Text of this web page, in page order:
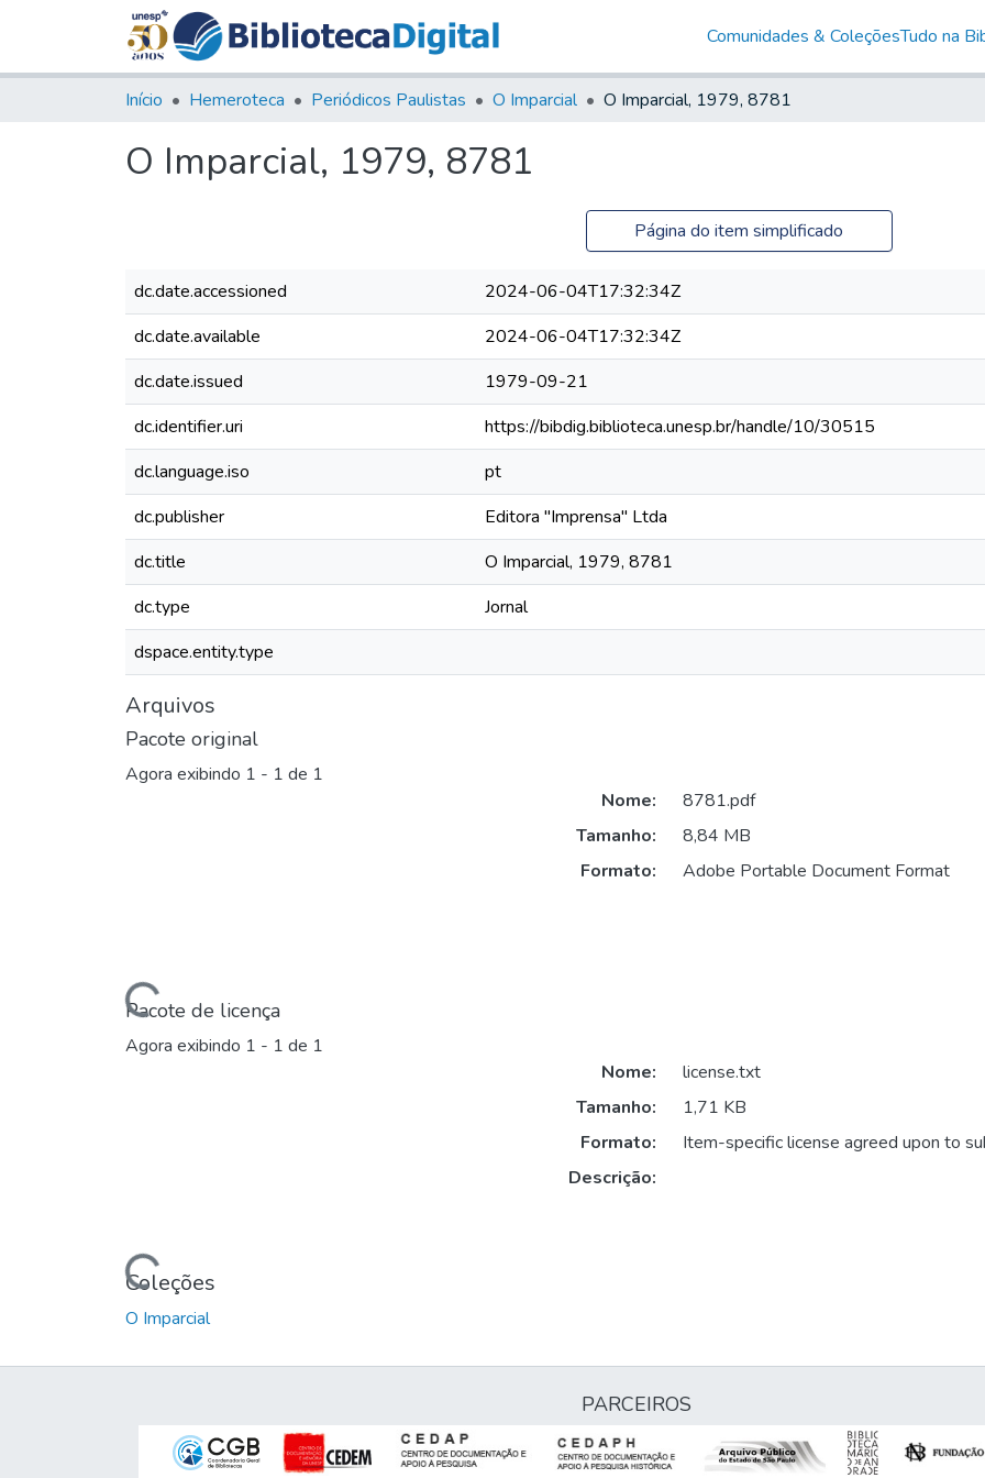
Comunidades & ColeçõesTudo na
Início Hemeroteca Periódicos Paulistas O Imparcial O Imparcial, 1979, 8781
O Imparcial, 1979, 8781
Página do item simplificado
dc.date.accessioned
2024-06-04T17:32:34Z
dc.date.available
2024-06-04T17:32:34Z
dc.date.issued
1979-09-21
dc.identifier.uri
https://bibdig.biblioteca.unesp.br/handle/10/30515
dc.language.iso
pt
dc.publisher
Editora "Imprensa" Ltda
dc.title
O Imparcial, 1979, 8781
dc.type
Jornal
dspace.entity.type
Arquivos
Pacote original
Agora exibindo 1 - 1 de 1
Carregando...
Nome:
8781.pdf
Tamanho:
8,84 MB
Formato:
Adobe Portable Document Format
Pacote de licença
Agora exibindo 1 - 1 de 1
Carregando...
Nome:
license.txt
Tamanho:
1,71 KB
Formato:
Item-specific license agreed upon to
Descrição:
Coleções
O Imparcial
PARCEIROS